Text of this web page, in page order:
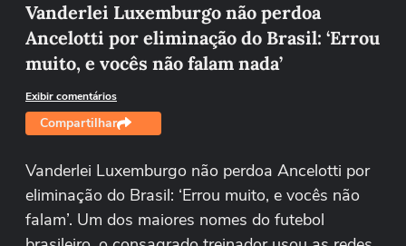
Vanderlei Luxemburgo não perdoa
Ancelotti por eliminação do Brasil: ‘Errou
muito, e vocês não falam nada’
Exibir comentários
Compartilhar
Vanderlei Luxemburgo não perdoa Ancelotti por
eliminação do Brasil: ‘Errou muito, e vocês não
falam’. Um dos maiores nomes do futebol